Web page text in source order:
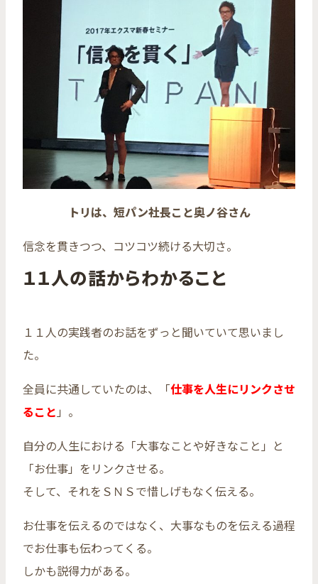
トリは、短パン社長こと奥ノ谷さん
信念を貫きつつ、コツコツ続ける大切さ。
１１人の話からわかること
１１人の実践者のお話をずっと聞いていて思いまし
た。
全員に共通していたのは、「仕事を人生にリンクさせ
ること 」。
自分の人生における「大事なことや好きなこと」と
「お仕事」をリンクさせる。
そして、それをＳＮＳで惜しげもなく伝える。
お仕事を伝えるのではなく、大事なものを伝える過程
でお仕事も伝わってくる。
しかも説得力がある。